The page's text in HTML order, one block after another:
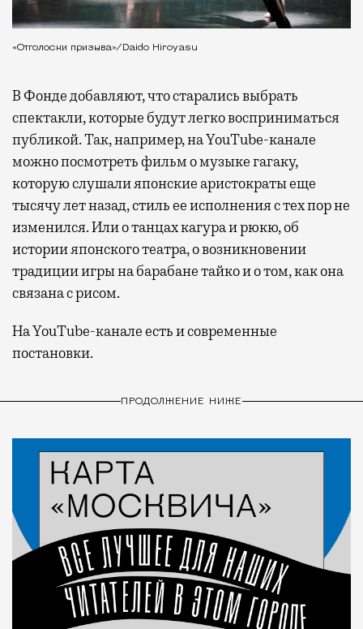
«Отголоски призыва»/Daido Hiroyasu
В Фонде добавляют, что старались выбрать
спектакли, которые будут легко восприниматься
публикой. Так, например, на YouTube-канале
можно посмотреть фильм о музыке гагаку,
которую слушали японские аристократы еще
тысячу лет назад, стиль ее исполнения с тех пор не
изменился. Или о танцах кагура и рюкю, об
истории японского театра, о возникновении
традиции игры на барабане тайко и о том, как она
связана с рисом.
На YouTube-канале есть и современные
постановки.
ПРОДОЛЖЕНИЕ НИЖЕ